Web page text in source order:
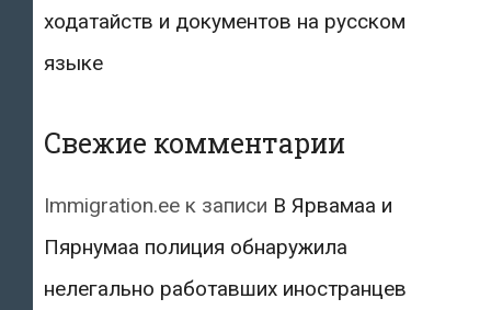
ходатайств и документов на русском
языке
Свежие комментарии
Immigration.ee к записи В Ярвамаа и
Пярнумаа полиция обнаружила
нелегально работавших иностранцев